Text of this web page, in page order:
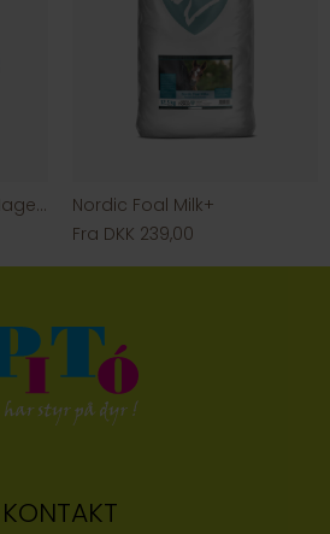
AGROBS Spitzenreiter Magenmüsli
Nordic Foal Milk+
Fra DKK 239,00
KONTAKT